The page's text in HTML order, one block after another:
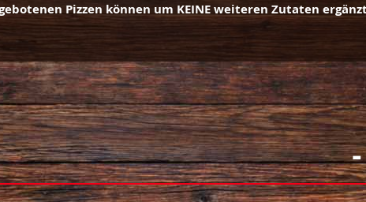
Pizzen können um KEINE weiteren Zutaten
-